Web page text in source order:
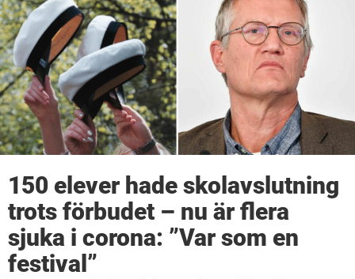
150 elever hade skolavslutning
trots förbudet – nu är flera
sjuka i corona: ”Var som en
festival”